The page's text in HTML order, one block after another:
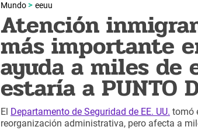
Mundo eeuu
Atención
más importante
ayuda a miles de
estaría a PUNTO
El Departamento de Seguridad de EE. UU. tomó
reorganización administrativa, pero afecta a